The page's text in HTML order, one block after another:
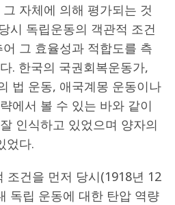
자체에 의해 평가되는 것
시 독립운동의 객관적 조건
그 효율성과 적합도를 측
. 한국의 국권회복운동가,
법 운동, 애국계몽 운동이나
에서 볼 수 있는 바와 같이
인식하고 있었으며 양자의
었다.
조건을 먼저 당시(1918년 12
독립 운동에 대한 탄압 역량